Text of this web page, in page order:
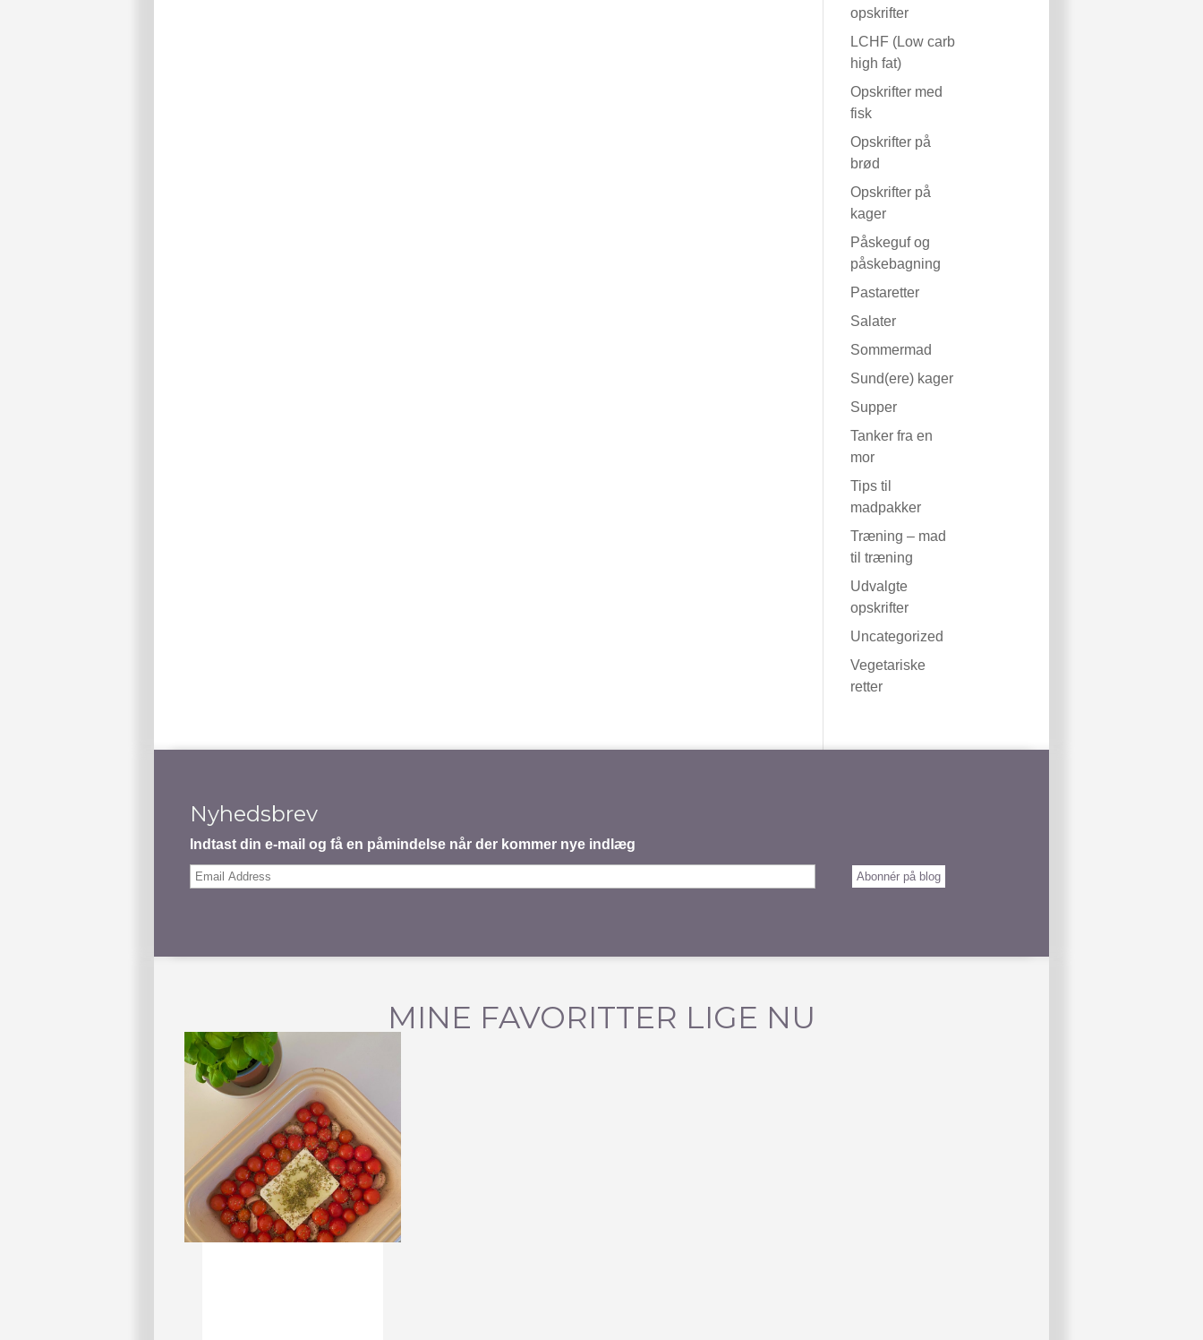
opskrifter
LCHF (Low carb
high fat)
Opskrifter med
fisk
Opskrifter på
brød
Opskrifter på
kager
Påskeguf og
påskebagning
Pastaretter
Salater
Sommermad
Sund(ere) kager
Supper
Tanker fra en
mor
Tips til
madpakker
Træning – mad
til træning
Udvalgte
opskrifter
Uncategorized
Vegetariske
retter
Nyhedsbrev
Indtast din e-mail og få en påmindelse når der kommer nye indlæg
Email
Abonnér på blog
MINE FAVORITTER LIGE NU